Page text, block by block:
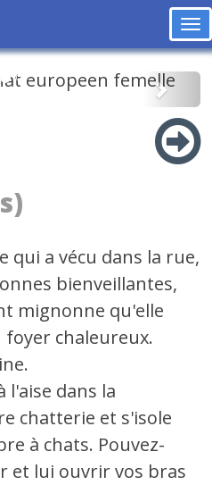
qui a vécu dans la rue,
bienveillantes,
mignonne qu'elle
chaleureux.
l'aise dans la
chatterie et s'isole
à chats. Pouvez-
et lui ouvrir vos bras